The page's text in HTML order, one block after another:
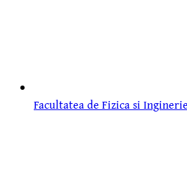
Facultatea de Fizica si Inginerie